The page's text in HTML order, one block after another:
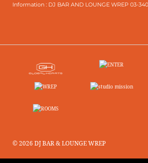
Information : DJ BAR AND LOUNGE WREP 03-
© 2026 DJ BAR & LOUNGE WREP